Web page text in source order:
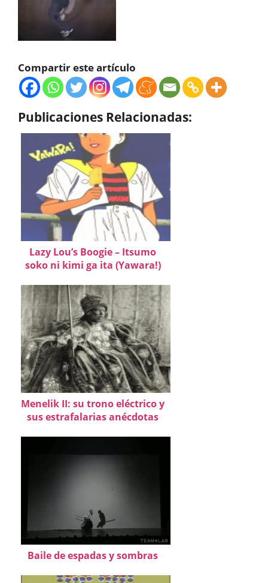
Compartir este artículo
Publicaciones Relacionadas:
Lazy Lou’s Boogie – Itsumo
soko ni kimi ga ita (Yawara!)
Menelik II: su trono eléctrico y
sus estrafalarias anécdotas
Baile de espadas y sombras